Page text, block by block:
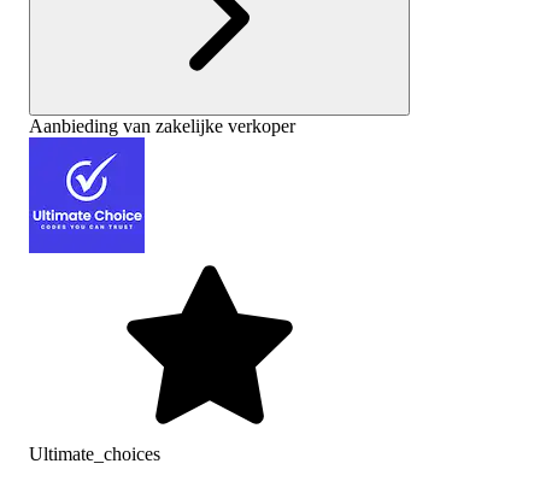
Aanbieding van zakelijke verkoper
Ultimate_choices